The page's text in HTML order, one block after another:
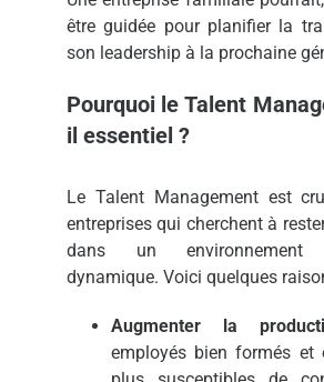
être guidée pour planifier la
son leadership à la prochaine
Pourquoi le Talent
il essentiel ?
Le Talent Management est
entreprises qui cherchent à
dans un environnement
dynamique. Voici quelques
Augmenter la
employés bien formés et